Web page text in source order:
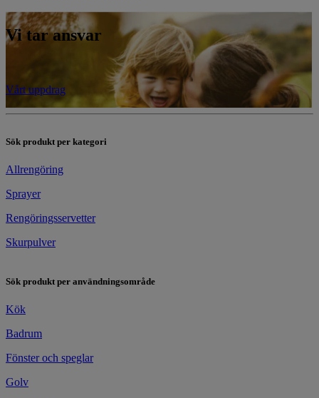
Vi tar ansvar
Vårt uppdrag
​Sök produkt per kategori
​Allrengöring
Sprayer
Rengöringsservetter
Skurpulver
Sök produkt per användningsområde
Kök
Badrum
​​​Fönster och speglar
Golv